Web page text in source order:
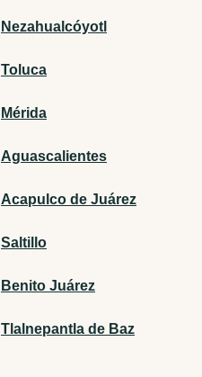
Nezahualcóyotl
Toluca
Mérida
Aguascalientes
Acapulco de Juárez
Saltillo
Benito Juárez
Tlalnepantla de Baz